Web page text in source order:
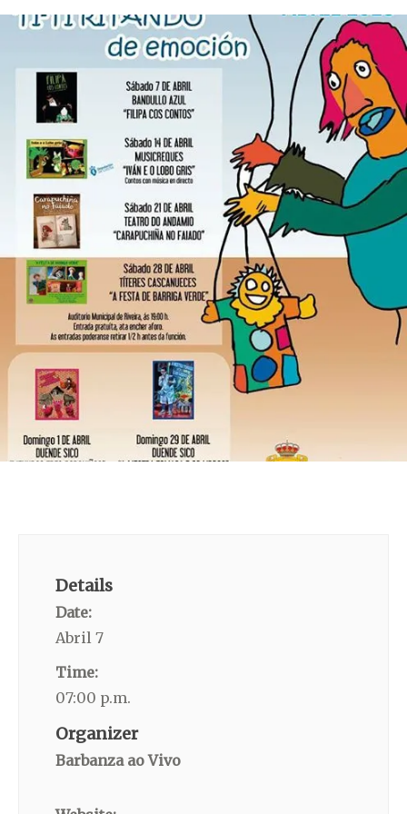
Details
Date:
Abril 7
Time:
07:00 p.m.
Organizer
Barbanza ao Vivo